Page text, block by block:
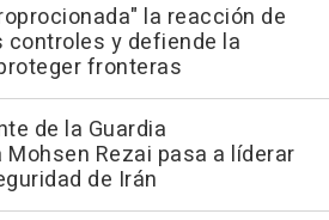
la reacción de
controles y defiende la
fronteras
de la Guardia
Mohsen Rezai pasa a líderar
de Irán